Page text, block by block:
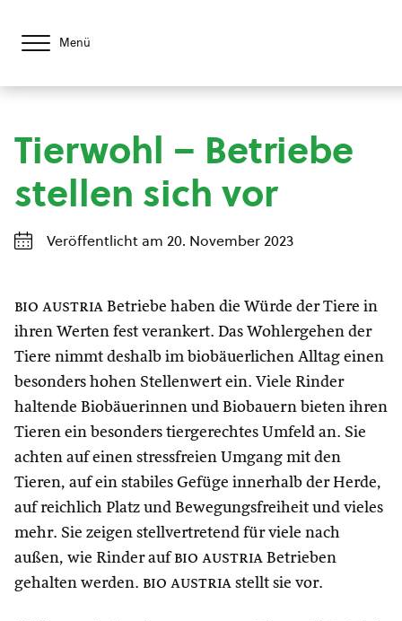
Menü
Tierwohl – Betriebe
stellen sich vor
Veröffentlicht am 20. November 2023
bio austria Betriebe haben die Würde der Tiere in
ihren Werten fest verankert. Das Wohlergehen der
Tiere nimmt deshalb im biobäuerlichen Alltag einen
besonders hohen Stellenwert ein. Viele Rinder
haltende Biobäuerinnen und Biobauern bieten ihren
Tieren ein besonders tiergerechtes Umfeld an. Sie
achten auf einen stressfreien Umgang mit den
Tieren, auf ein stabiles Gefüge innerhalb der Herde,
auf reichlich Platz und Bewegungsfreiheit und vieles
mehr. Sie zeigen stellvertretend für viele nach
außen, wie Rinder aufbio austria Betrieben
gehalten werden. bio austria stellt sie vor.